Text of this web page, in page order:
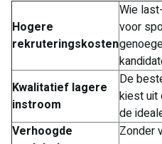
Hogere
rekruteringskosten
Wie
voor
Kwalitatief lagere
instroom
De
kiest uit
de
Verhoogde
Zonder